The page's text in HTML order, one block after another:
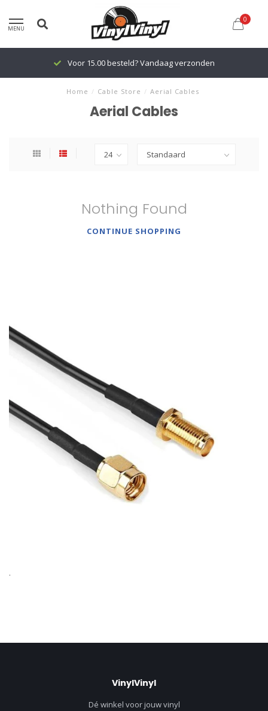
MENU
0
Voor 15.00 besteld? Vandaag verzonden
Home / Cable Store / Aerial Cables
Aerial Cables
Nothing Found
CONTINUE SHOPPING
.
VinylVinyl
Dé winkel voor jouw vinyl